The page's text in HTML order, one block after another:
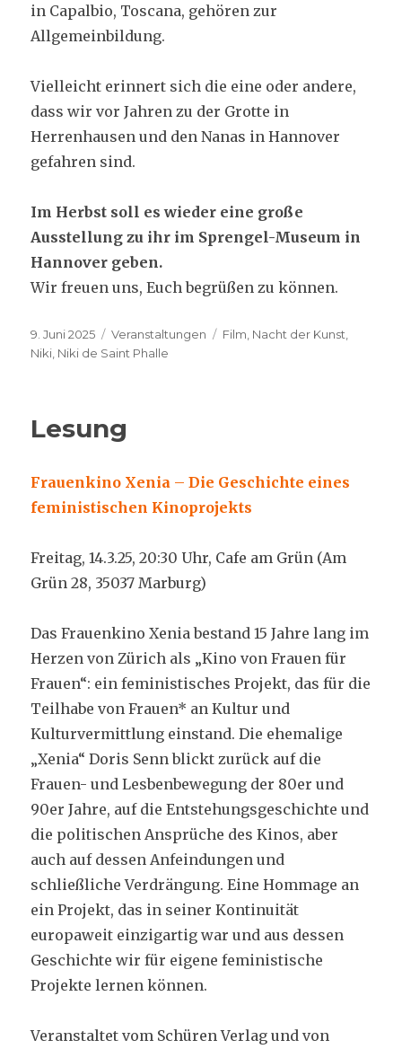
in Capalbio, Toscana, gehören zur
Allgemeinbildung.
Vielleicht erinnert sich die eine oder andere,
dass wir vor Jahren zu der Grotte in
Herrenhausen und den Nanas in Hannover
gefahren sind.
Im Herbst soll es wieder eine große
Ausstellung zu ihr im Sprengel-Museum in
Hannover geben.
Wir freuen uns, Euch begrüßen zu können.
Veröffentlicht
am
9. Juni 2025 Kategorien
Veranstaltungen Schlagwörter
Film Nacht der Kunst
Niki Niki de Saint Phalle
Lesung
Frauenkino Xenia –Die Geschichte eines
feministischen Kinoprojekts
Freitag, 14.3.25, 20:30 Uhr, Cafe am Grün (Am
Grün 28, 35037 Marburg)
Das Frauenkino Xenia bestand 15 Jahre lang im
Herzen von Zürich als „Kino von Frauen für
Frauen“: ein feministisches Projekt, das für die
Teilhabe von Frauen* an Kultur und
Kulturvermittlung einstand. Die ehemalige
„Xenia“ Doris Senn blickt zurück auf die
Frauen- und Lesbenbewegung der 80er und
90er Jahre, auf die Entstehungsgeschichte und
die politischen Ansprüche des Kinos, aber
auch auf dessen Anfeindungen und
schließliche Verdrängung. Eine Hommage an
ein Projekt, das in seiner Kontinuität
europaweit einzigartig war und aus dessen
Geschichte wir für eigene feministische
Projekte lernen können.
Veranstaltet vom Schüren Verlag und von